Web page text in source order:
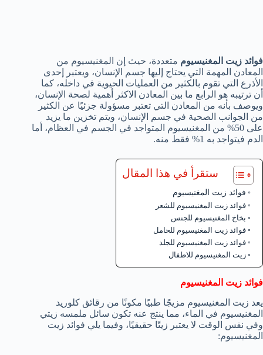
فوائد زيت المغنيسيوم متعددة، حيث إن المغنيسيوم من
المعادن المهمة التي يحتاج إليها جسم الإنسان، ويعتبر إحدى
الأذرع التي تقوم بالكثير من العمليات الحيوية في داخله، كما
أن ترتيبه هو الرابع ما بين المعادن الاكثر أهمية لصحة الإنسان،
ويوصف بأنه من المعادن التي تعتبر مسؤولة جزئيًا عن الكثير
من الجوانب الصحية في جسم الإنسان، ويتم تخزين ما يزيد
على 50% من المغنيسيوم المتواجد في الجسم في العظام، أما
الدم فيتواجد به 1% فقط منه.
ستقرأ في هذا المقال
فوائد زيت المغنيسيوم
فوائد زيت المغنيسيوم للشعر
بخاخ المغنيسيوم للجنس
فوائد زيت المغنيسيوم للحامل
فوائد زيت المغنيسيوم للجلد
زيت المغنيسيوم للاطفال
فوائد زيت المغنيسيوم
يعد زيت المغنيسيوم مزيجًا طبيًا مكونًا من رقائق كلوريد
المغنيسيوم في الماء، مما ينتج عنه تكون سائل ملمسه زيتي
وفي نفس الوقت لا يعتبر زيتًا حقيقيًا، وفيما يلي فوائد زيت
المغنيسيوم: